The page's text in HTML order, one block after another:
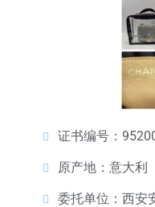
证书编号：
原产地：意大利
委托单位：西安